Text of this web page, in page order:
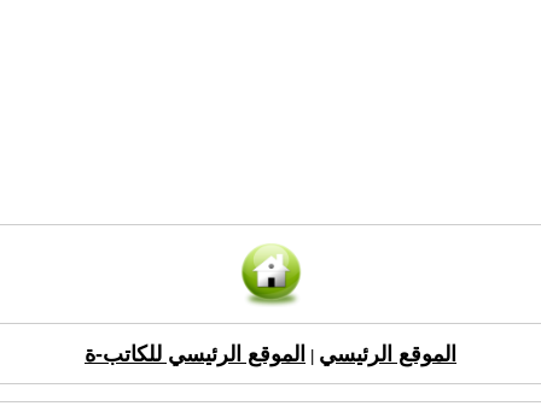
الموقع الرئيسي الموقع الرئيسي للكاتب-ة